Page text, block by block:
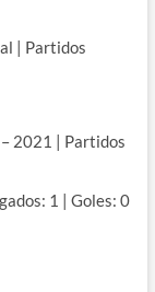
| Partidos
2021 | Partidos
1 | Goles: 0